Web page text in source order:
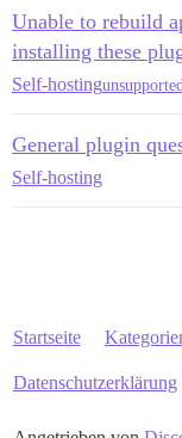
Unable to rebuild
installing these
Self-hosting
General plugin
Self-hosting
Startseite
Datenschutzerklärung